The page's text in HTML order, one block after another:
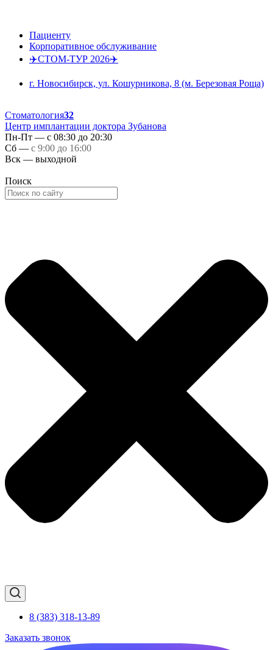
Пациенту
Корпоративное обслуживание
✈️СТОМ-ТУР 2026✈️
г. Новосибирск, ул. Кошурникова, 8 (м. Березовая Роща)
Стоматология32
Центр имплантации доктора Зубанова
Пн-Пт — с 08:30 до 20:30
Сб — с 9:00 до 16:00
Вск — выходной
Поиск
8 (383) 318-13-89
Заказать звонок